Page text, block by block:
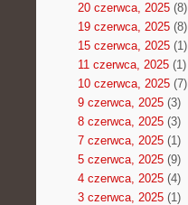
20 czerwca, 2025(8)
19 czerwca, 2025(8)
15 czerwca, 2025(1)
11 czerwca, 2025(1)
10 czerwca, 2025(7)
9 czerwca, 2025(3)
8 czerwca, 2025(3)
7 czerwca, 2025(1)
5 czerwca, 2025(9)
4 czerwca, 2025(4)
3 czerwca, 2025(1)